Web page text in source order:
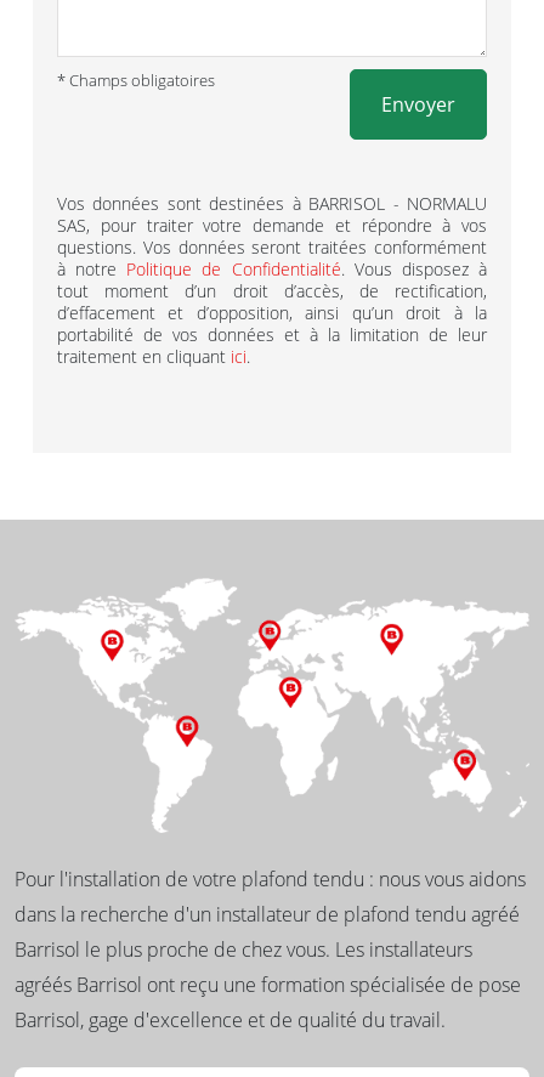
* Champs obligatoires
Envoyer
Vos données sont destinées à BARRISOL - NORMALU
SAS, pour traiter votre demande et répondre à vos
questions. Vos données seront traitées conformément
à notre Politique de Confidentialité. Vous disposez à
tout moment d’un droit d’accès, de rectification,
d’effacement et d’opposition, ainsi qu’un droit à la
portabilité de vos données et à la limitation de leur
traitement en cliquant ici.
Pour l'installation de votre plafond tendu : nous vous aidons
dans la recherche d'un installateur de plafond tendu agréé
Barrisol le plus proche de chez vous. Les installateurs
agréés Barrisol ont reçu une formation spécialisée de pose
Barrisol, gage d'excellence et de qualité du travail.